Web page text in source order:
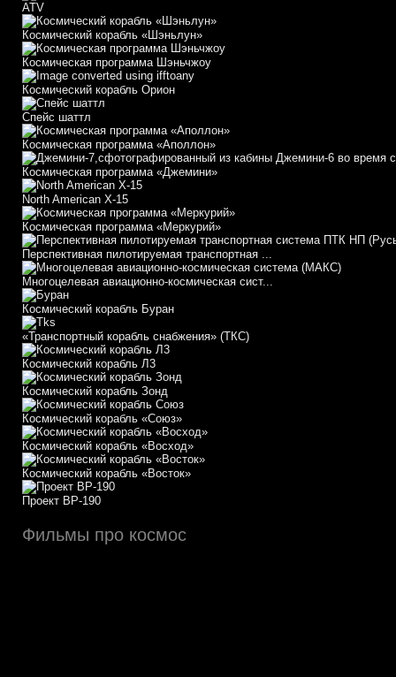
АТV
Космический корабль «Шэньлун»
Космическая программа Шэньчжоу
Космический корабль Орион
Спейс шаттл
Космическая программа «Аполлон»
Космическая программа «Джемини»
North American X-15
Космическая программа «Меркурий»
Перспективная пилотируемая транспортная ...
Многоцелевая авиационно-космическая сист...
Космический корабль Буран
«Транспортный корабль снабжения» (ТКС)
Космический корабль Л3
Космический корабль Зонд
Космический корабль «Союз»
Космический корабль «Восход»
Космический корабль «Восток»
Проект ВР-190
Фильмы про космос